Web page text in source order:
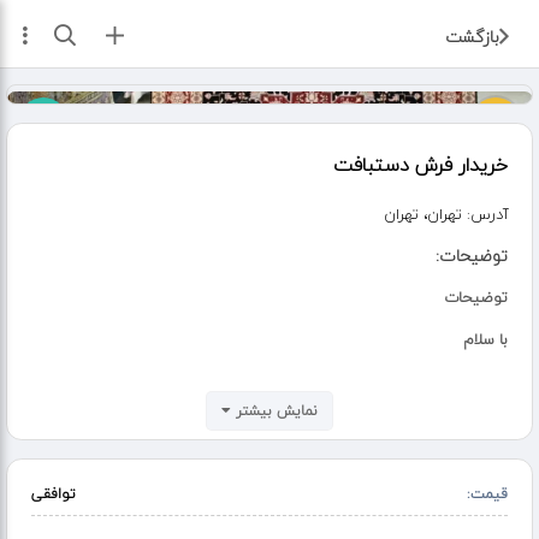
بازگشت ثبت آگهی
خریدار فرش دستبافت
آدرس: تهران، تهران
توضیحات:
توضیحات
با سلام
خریدار فرشهای در حد نو کارکرده سالم قدیمی
سالم
و پانخورده از مصرف کننده
نمایش بیشتر
قیمت: توافقی